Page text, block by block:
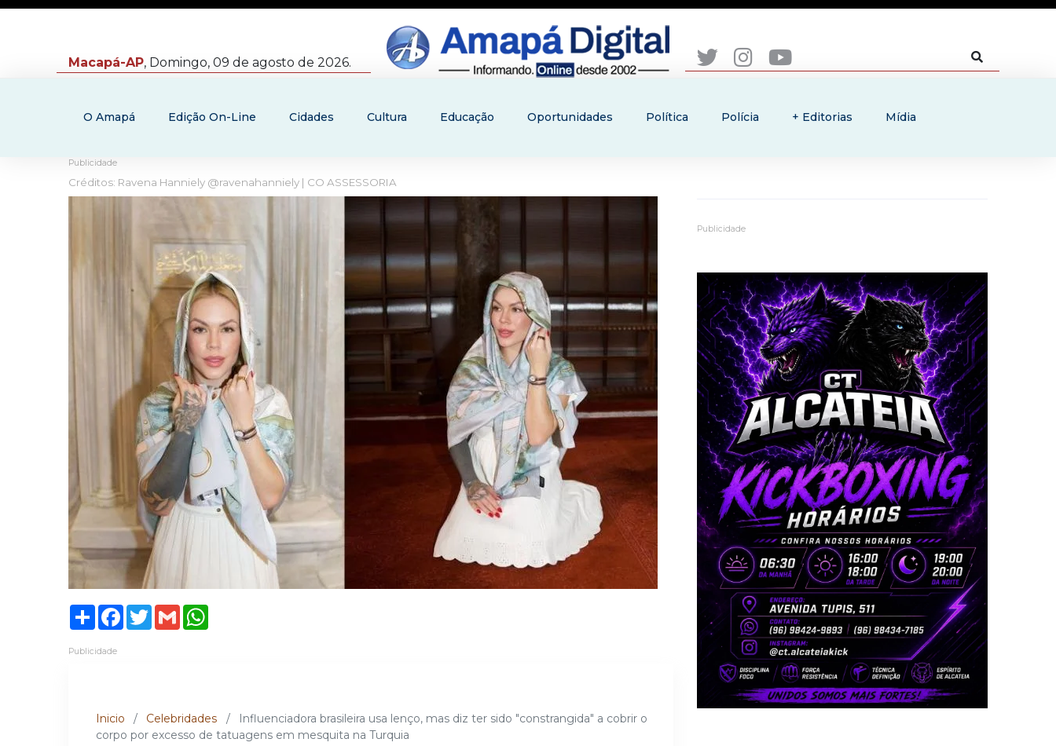
Macapá-AP, Domingo, 09 de agosto de 2026.
O Amapá Edição On-Line Cidades Cultura Educação Oportunidades Política Polícia + Editorias Mídia
Publicidade
Créditos: Ravena Hanniely @ravenahanniely | CO ASSESSORIA
ShareFacebook
TwitterGmail
Publicidade
Inicio / Celebridades /
Influenciadora brasileira usa lenço, mas diz ter sido "constrangida" a cobrir o
corpo por excesso de tatuagens em mesquita na Turquia
Publicidade